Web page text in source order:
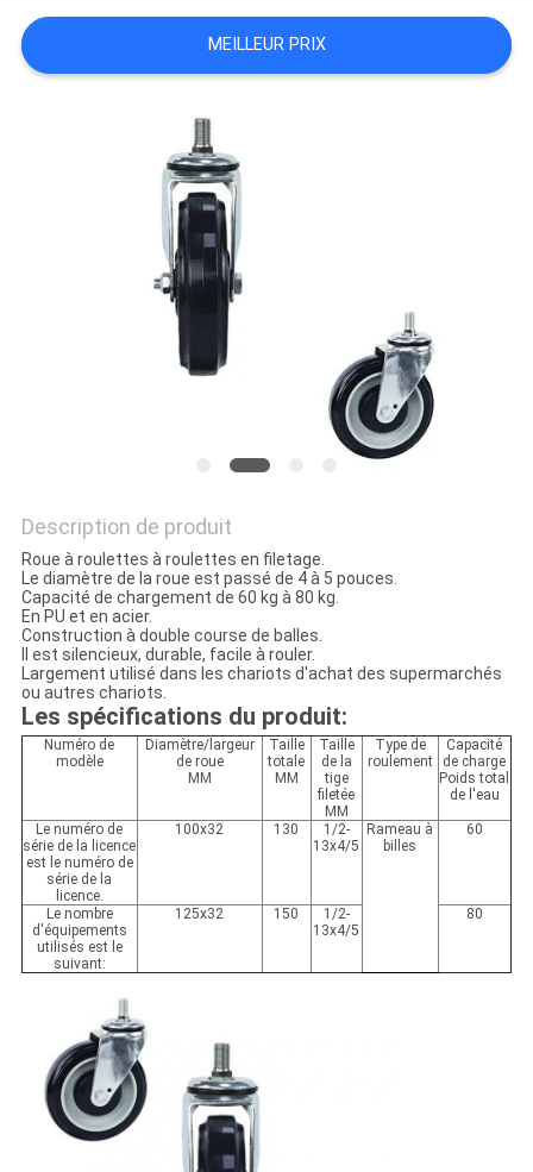
UNE
CITATION
MEILLEUR PRIX
Description de produit
Roue à roulettes à roulettes en filetage.
Le diamètre de la roue est passé de 4 à 5 pouces.
Capacité de chargement de 60 kg à 80 kg.
En PU et en acier.
Construction à double course de balles.
Il est silencieux, durable, facile à rouler.
Largement utilisé dans les chariots d'achat des supermarchés
ou autres chariots.
Les spécifications du produit:
Numéro de
modèle
Diamètre/largeur
de roue
MM
Taille
totale
MM
Taille
de la
tige
filetée
MM
Type de
roulement
Capacité
de charge
Poids total
de l'eau
Le numéro de
série de la licence
est le numéro de
série de la
licence.
100x32 130
1/2-
13x4/5
Rameau à
billes
60
Le nombre
d'équipements
utilisés est le
suivant:
125x32 150
1/2-
13x4/5
80